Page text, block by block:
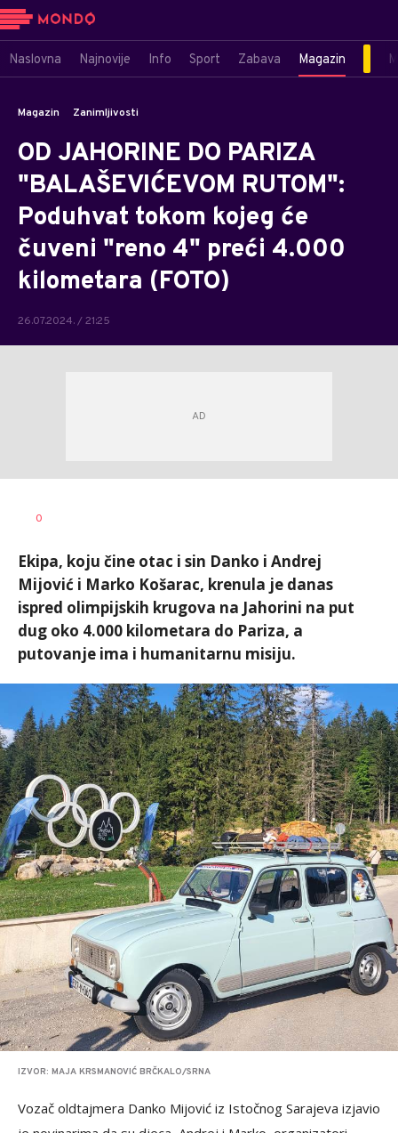
Naslovna Najnovije Info Sport Zabava Magazin
Magazin Zanimljivosti
OD JAHORINE DO PARIZA
"BALAŠEVIĆEVOM RUTOM":
Poduhvat tokom kojeg će
čuveni "reno 4" preći 4.000
kilometara (FOTO)
26.07.2024. / 21:25
AUTOR
0
Ekipa, koju čine otac i sin Danko i Andrej
Mijović i Marko Košarac, krenula je danas
ispred olimpijskih krugova na Jahorini na put
dug oko 4.000 kilometara do Pariza, a
putovanje ima i humanitarnu misiju.
IZVOR: MAJA KRSMANOVIĆ BRČKALO/SRNA
Vozač oldtajmera Danko Mijović iz Istočnog Sarajeva izjavio